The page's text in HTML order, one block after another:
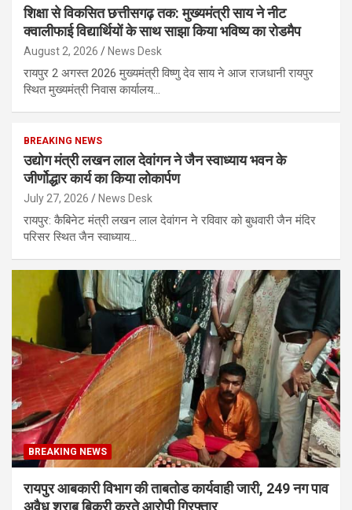
शिक्षा से विकसित छत्तीसगढ़ तक: मुख्यमंत्री साय ने नीट
क्वालीफाई विद्यार्थियों के साथ साझा किया भविष्य का रोडमैप
August 2, 2026 News Desk
रायपुर 2 अगस्त 2026 मुख्यमंत्री विष्णु देव साय ने आज राजधानी रायपुर
स्थित मुख्यमंत्री निवास कार्यालय…
BREAKING NEWS
उद्योग मंत्री लखन लाल देवांगन ने जैन स्वाध्याय भवन के
जीर्णोद्धार कार्य का किया लोकार्पण
July 27, 2026 News Desk
रायपुर: कैबिनेट मंत्री लखन लाल देवांगन ने रविवार को बुधवारी जैन मंदिर
परिसर स्थित जैन स्वाध्याय…
BREAKING NEWS
रायपुर आबकारी विभाग की ताबतोड कार्यवाही जारी, 249 नग पाव
अवैध शराब बिक्री करते आरोपी गिरफ्तार